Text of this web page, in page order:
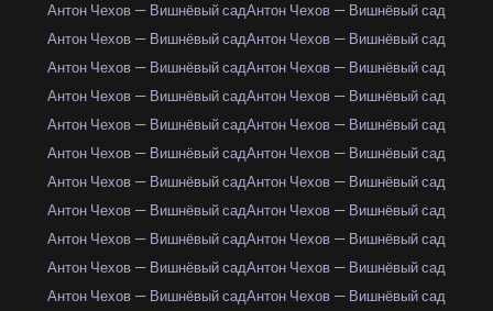
Антон Чехов — Вишнёвый садАнтон Чехов — Вишнёвый сад
Антон Чехов — Вишнёвый садАнтон Чехов — Вишнёвый сад
Антон Чехов — Вишнёвый садАнтон Чехов — Вишнёвый сад
Антон Чехов — Вишнёвый садАнтон Чехов — Вишнёвый сад
Антон Чехов — Вишнёвый садАнтон Чехов — Вишнёвый сад
Антон Чехов — Вишнёвый садАнтон Чехов — Вишнёвый сад
Антон Чехов — Вишнёвый садАнтон Чехов — Вишнёвый сад
Антон Чехов — Вишнёвый садАнтон Чехов — Вишнёвый сад
Антон Чехов — Вишнёвый садАнтон Чехов — Вишнёвый сад
Антон Чехов — Вишнёвый садАнтон Чехов — Вишнёвый сад
Антон Чехов — Вишнёвый садАнтон Чехов — Вишнёвый сад